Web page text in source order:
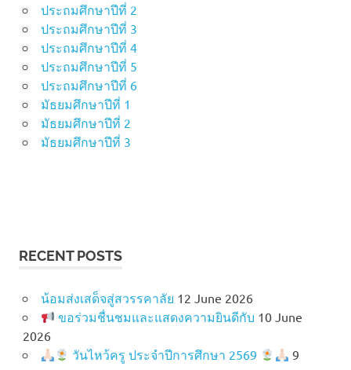
ประถมศึกษาปีที่ 2
ประถมศึกษาปีที่ 3
ประถมศึกษาปีที่ 4
ประถมศึกษาปีที่ 5
ประถมศึกษาปีที่ 6
มัธยมศึกษาปีที่ 1
มัธยมศึกษาปีที่ 2
มัธยมศึกษาปีที่ 3
RECENT POSTS
น้อมส่งเสด็จสู่สวรรคาลัย 12 June 2026
ขอร่วมชื่นชมและแสดงความยินดีกับ 10 June
2026
วันไหว้ครู ประจำปีการศึกษา 2569
9